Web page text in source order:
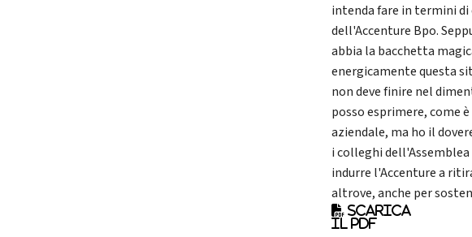
intenda fare in termini di
dell'Accenture Bpo.
abbia la bacchetta
energicamente questa
non deve finire nel
posso esprimere, come
aziendale, ma ho il
i colleghi
indurre l'Accenture a
altrove, anche per
Scarica
il pdf